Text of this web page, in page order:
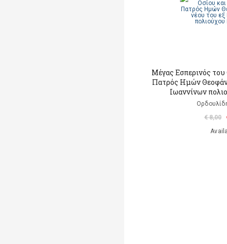
Μέγας Εσπερινός
Πατρός Ημών
Ιωαννίνων
€ 8,00